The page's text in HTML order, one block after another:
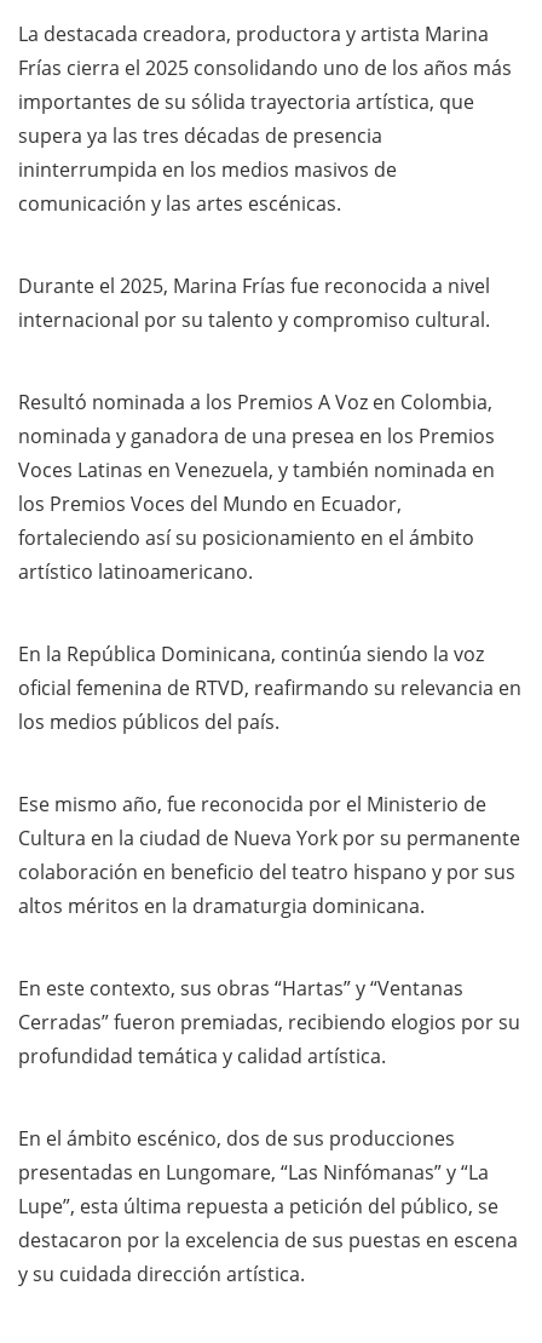
La destacada creadora, productora y artista Marina
Frías cierra el 2025 consolidando uno de los años más
importantes de su sólida trayectoria artística, que
supera ya las tres décadas de presencia
ininterrumpida en los medios masivos de
comunicación y las artes escénicas.
Durante el 2025, Marina Frías fue reconocida a nivel
internacional por su talento y compromiso cultural.
Resultó nominada a los Premios A Voz en Colombia,
nominada y ganadora de una presea en los Premios
Voces Latinas en Venezuela, y también nominada en
los Premios Voces del Mundo en Ecuador,
fortaleciendo así su posicionamiento en el ámbito
artístico latinoamericano.
En la República Dominicana, continúa siendo la voz
oficial femenina de RTVD, reafirmando su relevancia en
los medios públicos del país.
Ese mismo año, fue reconocida por el Ministerio de
Cultura en la ciudad de Nueva York por su permanente
colaboración en beneficio del teatro hispano y por sus
altos méritos en la dramaturgia dominicana.
En este contexto, sus obras “Hartas” y “Ventanas
Cerradas” fueron premiadas, recibiendo elogios por su
profundidad temática y calidad artística.
En el ámbito escénico, dos de sus producciones
presentadas en Lungomare, “Las Ninfómanas” y “La
Lupe”, esta última repuesta a petición del público, se
destacaron por la excelencia de sus puestas en escena
y su cuidada dirección artística.